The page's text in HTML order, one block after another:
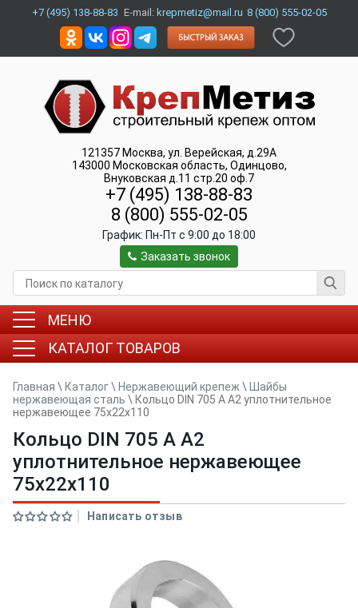
+7 (495) 138-88-83 E-mail: krepmetiz@mail.ru 8 (800) 555-02-05
121357 Москва, ул. Верейская, д.29А
143000 Московская область, Одинцово,
Внуковская д.11 стр.20 оф.7
+7 (495) 138-88-83
8 (800) 555-02-05
График: Пн-Пт c 9:00 до 18:00
Заказать звонок
МЕНЮ
КАТАЛОГ ТОВАРОВ
Главная \ Каталог\ Нержавеющий крепеж \
Шайбы
нержавеющая сталь \ Кольцо DIN 705 A А2 уплотнительное
нержавеющее 75x22x110
Кольцо DIN 705 A А2
уплотнительное нержавеющее
75x22x110
Написать отзыв